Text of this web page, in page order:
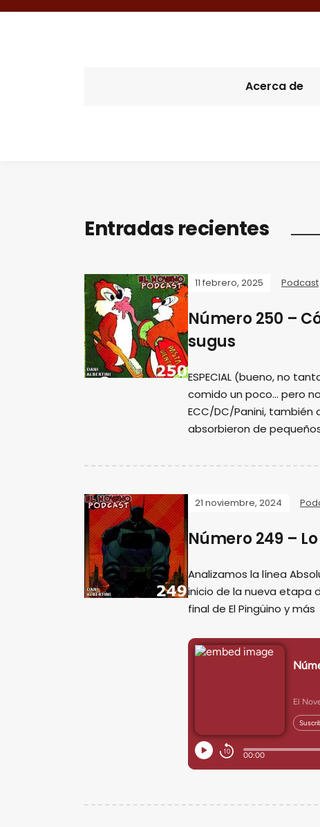
Acerca de
Entradas recientes
11 febrero, 2025 Podcast
Número 250 –
sugus
ESPECIAL (bueno, no
comido un poco... pero
ECC/DC/Panini,
absorbieron de
21 noviembre, 2024
Número 249 –
Analizamos la línea
inicio de la nueva etapa
final de El Pingüino y más